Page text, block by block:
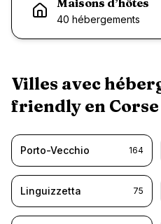
40 hébergements
Villes avec
friendly en Corse
Porto-Vecchio 164
Linguizzetta 75